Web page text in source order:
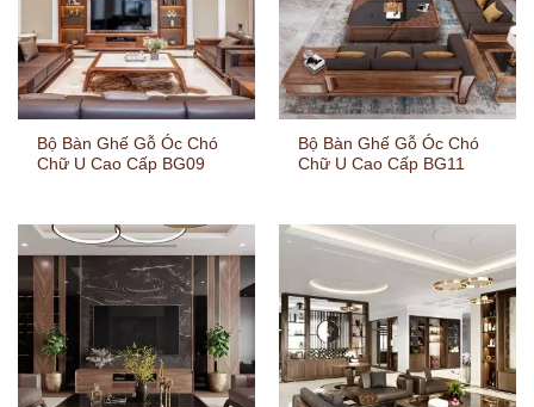
Bộ Bàn Ghế Gỗ Óc Chó
Chữ U Cao Cấp BG09
Bộ Bàn Ghế Gỗ Óc Chó
Chữ U Cao Cấp BG11